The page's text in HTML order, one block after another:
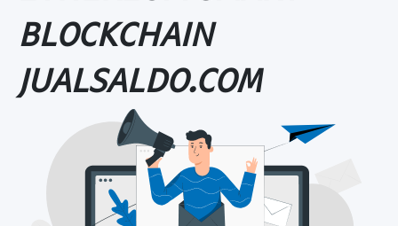
BLOCKCHAIN
JUALSALDO.COM